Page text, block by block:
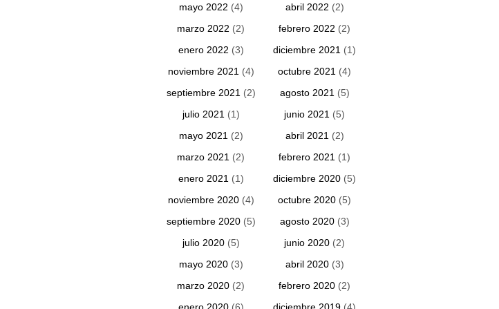
mayo 2022 (4) abril 2022 (2)
marzo 2022 (2) febrero 2022 (2)
enero 2022 (3) diciembre 2021 (1)
noviembre 2021 (4) octubre 2021 (4)
septiembre 2021 (2) agosto 2021 (5)
julio 2021 (1) junio 2021 (5)
mayo 2021 (2) abril 2021 (2)
marzo 2021 (2) febrero 2021 (1)
enero 2021 (1) diciembre 2020 (5)
noviembre 2020(4) octubre 2020 (5)
septiembre 2020(5) agosto 2020(3)
julio 2020(5) junio 2020 (2)
mayo 2020(3) abril 2020(3)
marzo 2020 (2) febrero 2020 (2)